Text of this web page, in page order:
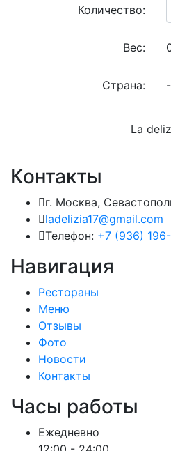
Количество:
Вес:
Страна: -
La
Контакты
г. Москва,
ladelizia17@gmail.com
Телефон: +7 (936)
Навигация
Рестораны
Меню
Отзывы
Фото
Новости
Контакты
Часы работы
Ежедневно